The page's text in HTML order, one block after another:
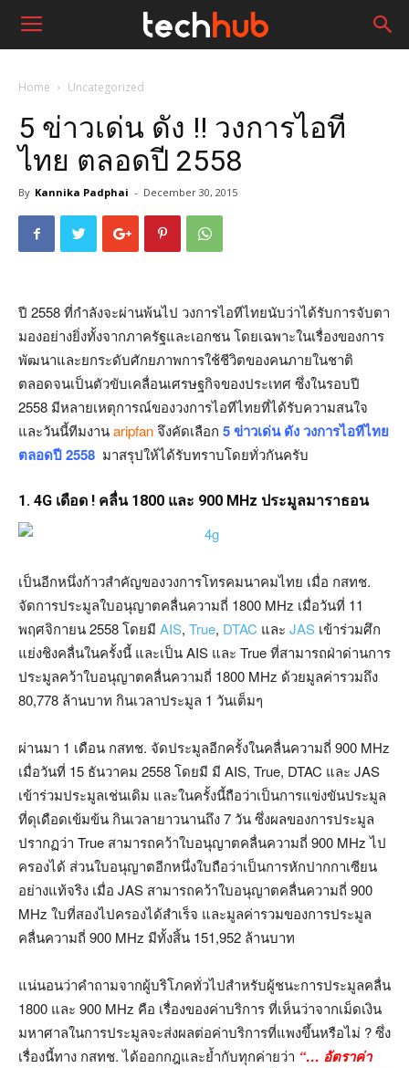
Home Uncategorized
5 ข่าวเด่น ดัง !! วงการไอที
ไทย ตลอดปี 2558
By Kannika Padphai - December 30, 2015
ปี 2558 ที่กำลังจะผ่านพ้นไป วงการไอทีไทยนับว่าได้รับการจับตา
มองอย่างยิ่งทั้งจากภาครัฐและเอกชน โดยเฉพาะในเรื่องของการ
พัฒนาและยกระดับศักยภาพการใช้ชีวิตของคนภายในชาติ
ตลอดจนเป็นตัวขับเคลื่อนเศรษฐกิจของประเทศ ซึ่งในรอบปี
2558 มีหลายเหตุการณ์ของวงการไอทีไทยที่ได้รับความสนใจ
และวันนี้ทีมงานaripfan จึงคัดเลือก 5 ข่าวเด่น ดัง วงการไอทีไทย
ตลอดปี 2558 มาสรุปให้ได้รับทราบโดยทั่วกันครับ
1. 4G เดือด ! คลื่น 1800 และ 900 MHz ประมูลมาราธอน
เป็นอีกหนึ่งก้าวสำคัญของวงการโทรคมนาคมไทย เมื่อ กสทช.
จัดการประมูลใบอนุญาตคลื่นความถี่ 1800 MHz เมื่อวันที่ 11
พฤศจิกายน 2558 โดยมี AIS, True, DTAC และ JAS เข้าร่วมศึก
แย่งชิงคลื่นในครั้งนี้ และเป็น AIS และ True ที่สามารถฝ่าด่านการ
ประมูลคว้าใบอนุญาตคลื่นความถี่ 1800 MHz ด้วยมูลค่ารวมถึง
80,778 ล้านบาท กินเวลาประมูล 1 วันเต็มๆ
ผ่านมา 1 เดือน กสทช. จัดประมูลอีกครั้งในคลื่นความถี่ 900 MHz
เมื่อวันที่ 15 ธันวาคม 2558 โดยมี มี AIS, True, DTAC และ JAS
เข้าร่วมประมูลเช่นเดิม และในครั้งนี้ถือว่าเป็นการแข่งขันประมูล
ที่ดุเดือดเข้มข้น กินเวลายาวนานถึง 7 วัน ซึ่งผลของการประมูล
ปรากฏว่า True สามารถคว้าใบอนุญาตคลื่นความถี่ 900 MHz ไป
ครองได้ ส่วนใบอนุญาตอีกหนึ่งใบถือว่าเป็นการหักปากกาเซียน
อย่างแท้จริง เมื่อ JAS สามารถคว้าใบอนุญาตคลื่นความถี่ 900
MHz ใบที่สองไปครองได้สำเร็จ และมูลค่ารวมของการประมูล
คลื่นความถี่ 900 MHz มีทั้งสิ้น 151,952 ล้านบาท
แน่นอนว่าคำถามจากผู้บริโภคทั่วไปสำหรับผู้ชนะการประมูลคลื่น
1800 และ 900 MHz คือ เรื่องของค่าบริการ ที่เห็นว่าจากเม็ดเงิน
มหาศาลในการประมูลจะส่งผลต่อค่าบริการที่แพงขึ้นหรือไม่ ? ซึ่ง
เรื่องนี้ทาง กสทช. ได้ออกกฎและย้ำกับทุกค่ายว่า “… อัตราค่า